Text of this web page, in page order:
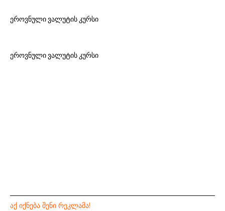
ეროვნული ვალუტის კურსი
ეროვნული ვალუტის კურსი
ᲐᲥ ᲘᲥᲜᲔᲑᲐ ᲨᲔᲜᲘ ᲠᲔᲙᲚᲐᲛᲐ!